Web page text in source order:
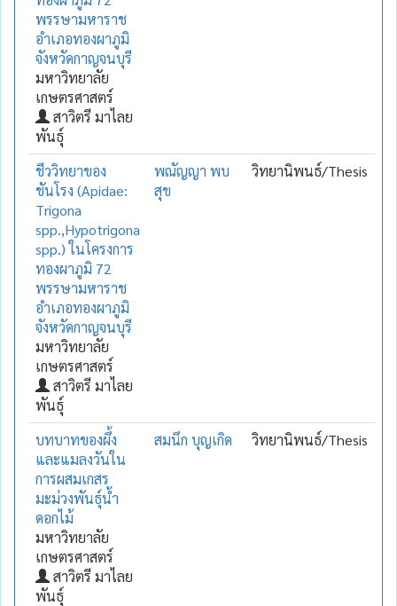
พรรษามหาราช
อำเภอทองผาภูมิ
จังหวัดกาญจนบุรี
มหาวิทยาลัย
เกษตรศาสตร์
สาวิตรี มาไลย
พันธุ์
ชีววิทยาของ
ชันโรง (Apidae:
Trigona
spp.,Hypotrigona
spp.) ในโครงการ
ทองผาภูมิ 72
พรรษามหาราช
อำเภอทองผาภูมิ
จังหวัดกาญจนบุรี
มหาวิทยาลัย
เกษตรศาสตร์
สาวิตรี มาไลย
พันธุ์
พณัญญา พบ
สุข
วิทยานิพนธ์/Thesis
บทบาทของผึ้ง
และแมลงวันใน
การผสมเกสร
มะม่วงพันธุ์น้ำ
ดอกไม้
มหาวิทยาลัย
เกษตรศาสตร์
สาวิตรี มาไลย
พันธุ์
สมนึก บุญเกิด วิทยานิพนธ์/Thesis